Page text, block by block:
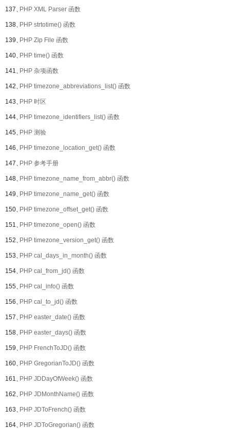
137、PHP XML Parser 函数
138、PHP strtotime() 函数
139、PHP Zip File 函数
140、PHP time() 函数
141、PHP 杂项函数
142、PHP timezone_abbreviations_list() 函数
143、PHP 时区
144、PHP timezone_identifiers_list() 函数
145、PHP 测验
146、PHP timezone_location_get() 函数
147、PHP 参考手册
148、PHP timezone_name_from_abbr() 函数
149、PHP timezone_name_get() 函数
150、PHP timezone_offset_get() 函数
151、PHP timezone_open() 函数
152、PHP timezone_version_get() 函数
153、PHP cal_days_in_month() 函数
154、PHP cal_from_jd() 函数
155、PHP cal_info() 函数
156、PHP cal_to_jd() 函数
157、PHP easter_date() 函数
158、PHP easter_days() 函数
159、PHP FrenchToJD() 函数
160、PHP GregorianToJD() 函数
161、PHP JDDayOfWeek() 函数
162、PHP JDMonthName() 函数
163、PHP JDToFrench() 函数
164、PHP JDToGregorian() 函数